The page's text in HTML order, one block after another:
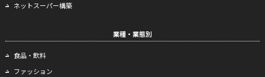
ネットスーパー構築
業種・業態別
食品・飲料
ファッション